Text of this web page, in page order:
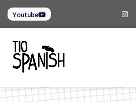
Youtube